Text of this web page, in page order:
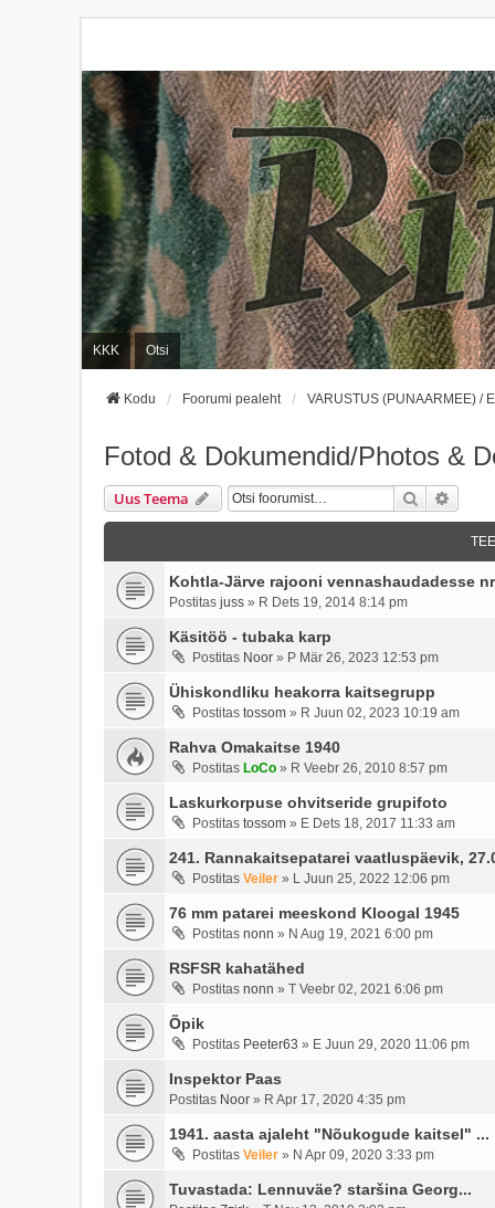
KKK Otsi
Kodu Foorumi pealeht VARUSTUS (PUNAARMEE) /
Fotod & Dokumendid/Photos &
Uus Teema Otsi
Kohtla-Järve rajooni vennashaudadesse
Postitas juss » R Dets 19, 2014 8:14 pm
Käsitöö - tubaka karp
Postitas Noor » P Mär 26, 2023 12:53 pm
Ühiskondliku heakorra kaitsegrupp
Postitas tossom » R Juun 02, 2023 10:19 am
Rahva Omakaitse 1940
Postitas LoCo » R Veebr 26, 2010 8:57 pm
Laskurkorpuse ohvitseride grupifoto
Postitas tossom » E Dets 18, 2017 11:33 am
241. Rannakaitsepatarei vaatluspäevik,
Postitas Veiler » L Juun 25, 2022 12:06 pm
76 mm patarei meeskond Kloogal 1945
Postitas nonn » N Aug 19, 2021 6:00 pm
RSFSR kahatähed
Postitas nonn » T Veebr 02, 2021 6:06 pm
Õpik
Postitas Peeter63 » E Juun 29, 2020 11:06 pm
Inspektor Paas
Postitas Noor » R Apr 17, 2020 4:35 pm
1941. aasta ajaleht "Nõukogude kaitsel" ...
Postitas Veiler » N Apr 09, 2020 3:33 pm
Tuvastada: Lennuväe? staršina Georg...